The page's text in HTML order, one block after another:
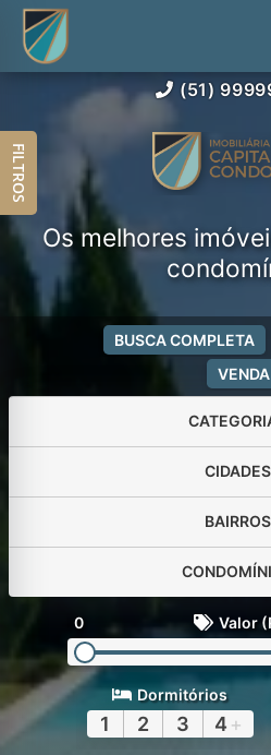
(51)
Os melhores
VENDA
BUSCA COMPLETA
CIDADES
BAIRROS
0 Valor
Dormitórios
1 2 3 4 +
FILTROS